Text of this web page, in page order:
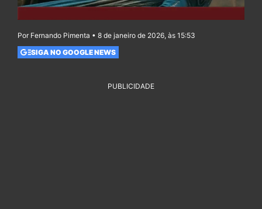
Por Fernando Pimenta • 8 de janeiro de 2026, às 15:53
SIGA NO GOOGLE NEWS
PUBLICIDADE